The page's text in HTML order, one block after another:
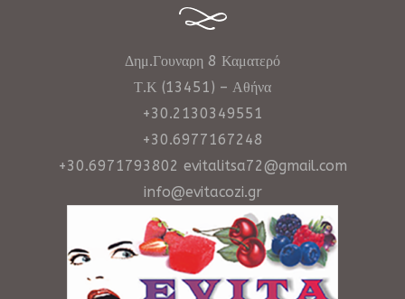
Δημ.Γουναρη 8 Καματερό
Τ.Κ (13451) – Αθήνα
+30.2130349551
+30.6977167248
+30.6971793802 evitalitsa72@gmail.com
info@evitacozi.gr